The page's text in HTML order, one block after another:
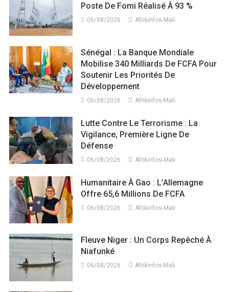
Poste De Fomi Réalisé À 93 %
06/08/2026 Afrikinfos-Mali
Sénégal : La Banque Mondiale
Mobilise 340 Milliards De FCFA Pour
Soutenir Les Priorités De
Développement
06/08/2026 Afrikinfos-Mali
Lutte Contre Le Terrorisme : La
Vigilance, Première Ligne De
Défense
06/08/2026 Afrikinfos-Mali
Humanitaire À Gao : L’Allemagne
Offre 65,6 Millions De FCFA
06/08/2026 Afrikinfos-Mali
Fleuve Niger : Un Corps Repêché À
Niafunké
06/08/2026 Afrikinfos-Mali